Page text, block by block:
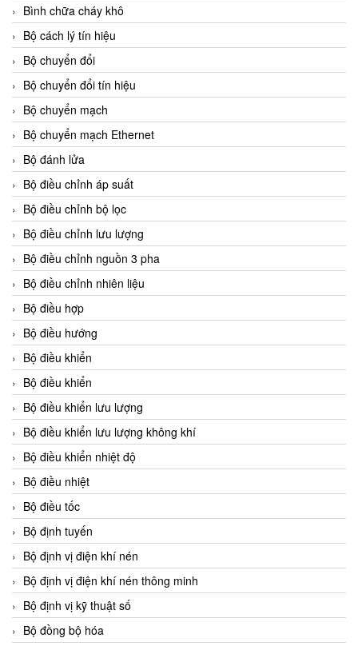
Bình chữa cháy khô
Bộ cách lý tín hiệu
Bộ chuyển đổi
Bộ chuyển đổi tín hiệu
Bộ chuyển mạch
Bộ chuyển mạch Ethernet
Bộ đánh lửa
Bộ điều chỉnh áp suất
Bộ điều chỉnh bộ lọc
Bộ điều chỉnh lưu lượng
Bộ điều chỉnh nguồn 3 pha
Bộ điều chỉnh nhiên liệu
Bộ điều hợp
Bộ điều hướng
Bộ điều khiển
Bộ điều khiển
Bộ điều khiển lưu lượng
Bộ điều khiển lưu lượng không khí
Bộ điều khiển nhiệt độ
Bộ điều nhiệt
Bộ điều tốc
Bộ định tuyến
Bộ định vị điện khí nén
Bộ định vị điện khí nén thông minh
Bộ định vị kỹ thuật số
Bộ đồng bộ hóa